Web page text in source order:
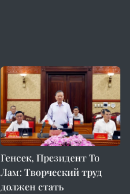
Генсек, Президент То
Лам: Творческий труд
должен стать